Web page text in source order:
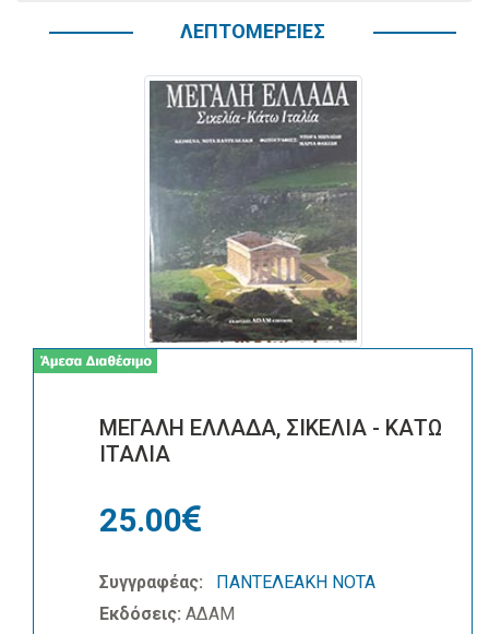
ΛΕΠΤΟΜΕΡΕΙΕΣ
ΜΕΓΑΛΗ ΕΛΛΑΔΑ, ΣΙΚΕΛΙΑ - ΚΑΤΩ
ΙΤΑΛΙΑ
25.00
Συγγραφέας:
ΠΑΝΤΕΛΕΑΚΗ ΝΟΤΑ
Εκδόσεις: ΑΔΑΜ